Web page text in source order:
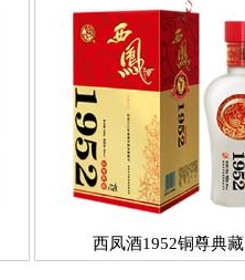
西凤酒1952铜尊典藏